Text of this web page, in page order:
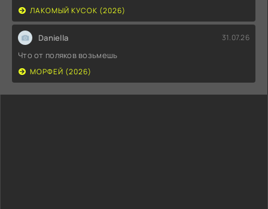
ЛАКОМЫЙ КУСОК (2026)
Daniella 31.07.26
Что от поляков возьмешь
МОРФЕЙ (2026)